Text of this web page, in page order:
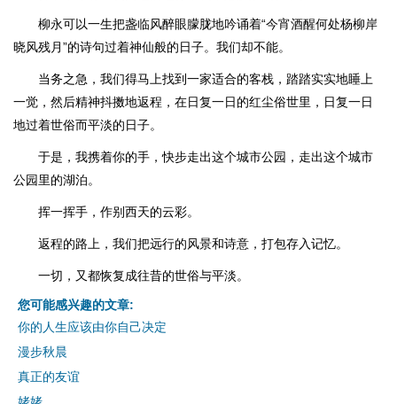
柳永可以一生把盏临风醉眼朦胧地吟诵着“今宵酒醒何处杨柳岸
晓风残月”的诗句过着神仙般的日子。我们却不能。
当务之急，我们得马上找到一家适合的客栈，踏踏实实地睡上
一觉，然后精神抖擞地返程，在日复一日的红尘俗世里，日复一日
地过着世俗而平淡的日子。
于是，我携着你的手，快步走出这个城市公园，走出这个城市
公园里的湖泊。
挥一挥手，作别西天的云彩。
返程的路上，我们把远行的风景和诗意，打包存入记忆。
一切，又都恢复成往昔的世俗与平淡。
您可能感兴趣的文章:
你的人生应该由你自己决定
漫步秋晨
真正的友谊